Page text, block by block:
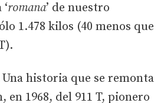
romana’ de nuestro
1.478 kilos (40 menos que
historia que se remonta
en 1968, del 911 T, pionero